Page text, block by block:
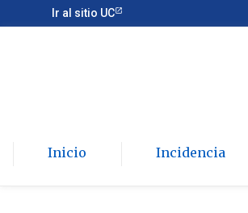
Ir al sitio UC
Inicio Incidencia